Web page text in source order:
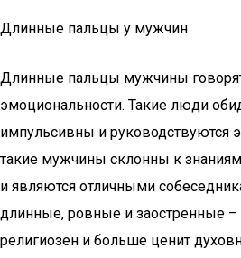
Длинные пальцы у мужчин
Длинные пальцы мужчины говорят
эмоциональности. Такие люди
импульсивны и руководствуются
такие мужчины склонны к
и являются отличными
длинные, ровные и заостренные –
религиозен и больше ценит